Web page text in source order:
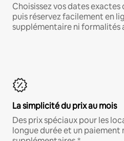
Choisissez vos dates
puis réservez facilement en
supplémentaire ni formalités
La simplicité du prix au mois
Des prix spéciaux pour les
longue durée et un paiement